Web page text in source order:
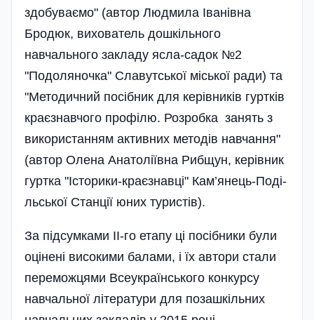
здобуваємо" (автор Людмила Іванівна
Бродюк, вихователь дошкільного
навчального закладу ясла-садок №2
"Подоляночка" Славутської міської ради) та
"Методичний посібник для керівників гуртків
краєзнавчого профілю. Розробка занять з
використанням активних методів навчання"
(автор Олена Анатоліївна Рибщун, керівник
гуртка "Історики-краєзнавці" Кам’янець-Поді­
льської Станції юних туристів).
За підсумками ІІ-го етапу ці посібники були
оцінені високими балами, і їх автори стали
переможцями Всеукраїнського конкурсу
навчальної літератури для позашкільних